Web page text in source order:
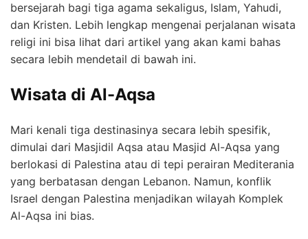
bersejarah bagi tiga agama sekaligus, Islam, Yahudi,
dan Kristen. Lebih lengkap mengenai perjalanan wisata
religi ini bisa lihat dari artikel yang akan kami bahas
secara lebih mendetail di bawah ini.
Wisata di Al-Aqsa
Mari kenali tiga destinasinya secara lebih spesifik,
dimulai dari Masjidil Aqsa atau Masjid Al-Aqsa yang
berlokasi di Palestina atau di tepi perairan Mediterania
yang berbatasan dengan Lebanon. Namun, konflik
Israel dengan Palestina menjadikan wilayah Komplek
Al-Aqsa ini bias.